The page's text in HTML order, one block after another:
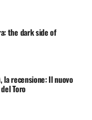
the dark side of
la recensione: Il nuovo
Toro